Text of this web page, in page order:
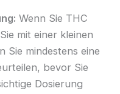
Wenn Sie THC
mit einer kleinen
Sie mindestens eine
bevor Sie
Dosierung